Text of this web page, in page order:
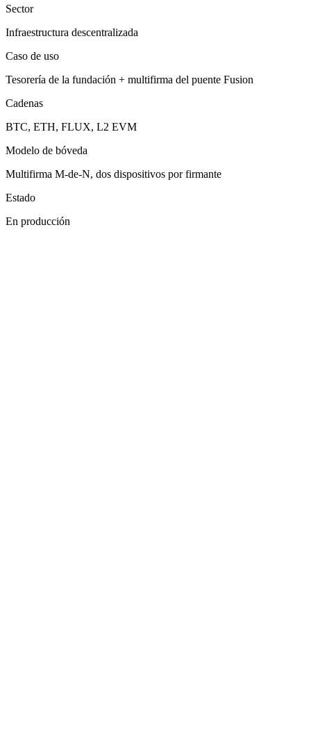
Sector
Infraestructura descentralizada
Caso de uso
Tesorería de la fundación + multifirma del puente Fusion
Cadenas
BTC, ETH, FLUX, L2 EVM
Modelo de bóveda
Multifirma M-de-N, dos dispositivos por firmante
Estado
En producción